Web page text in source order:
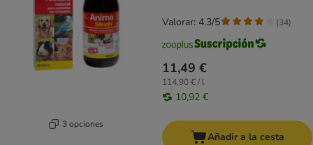
3 opciones
11,49 €
114,90 € / l
10,92 €
Valorar: 4.3/5 (34)
Añadir a la cesta